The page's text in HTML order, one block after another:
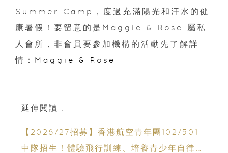
Summer Camp，度過充滿陽光和汗水的健
康暑假！要留意的是Maggie & Rose 屬私
人會所，非會員要參加機構的活動先了解詳
情： Maggie & Rose
延伸閱讀 :
【2026/27招募】香港航空青年團102/501
中隊招生！體驗飛行訓練、培養青少年自律與